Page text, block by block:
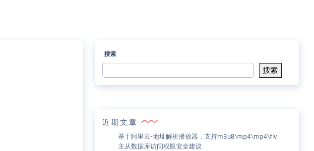
搜索
搜索
近期文章
基于阿里云-地址解析播放器，支持m3u8\mp4\mp4\flv
主从数据库访问权限安全建议